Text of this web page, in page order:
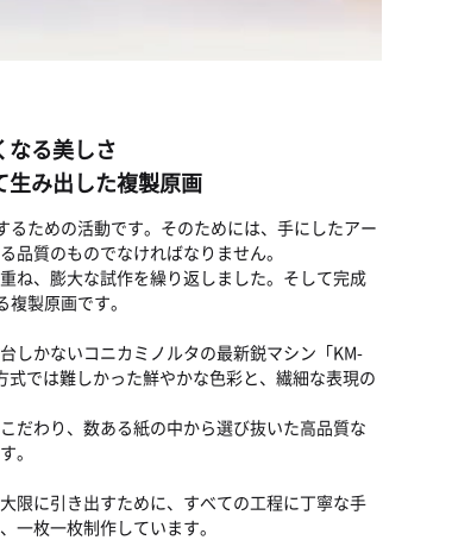
なる美しさ
み出した複製原画
ための活動です。そのためには、手にしたアー
品質のものでなければなりません。
ね、膨大な試作を繰り返しました。そして完成
製原画です。
しかないコニカミノルタの最新鋭マシン「KM-
式では難しかった鮮やかな色彩と、繊細な表現の
だわり、数ある紙の中から選び抜いた高品質な
。
限に引き出すために、すべての工程に丁寧な手
一枚一枚制作しています。